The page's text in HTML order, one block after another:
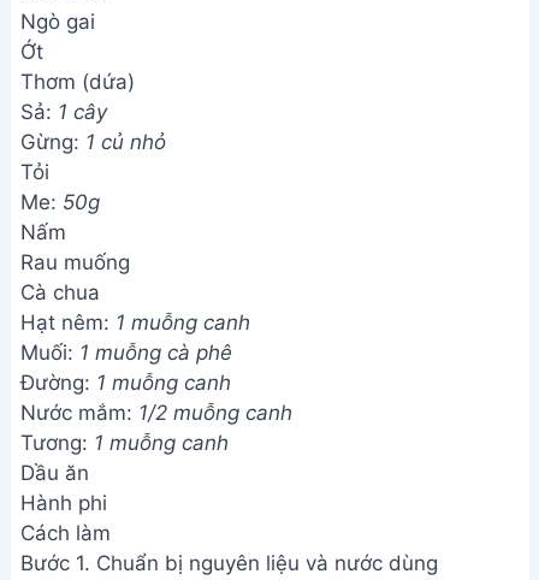
Ngò gai
Ớt
Thơm (dứa)
Sả: 1 cây
Gừng: 1 củ nhỏ
Tỏi
Me: 50g
Nấm
Rau muống
Cà chua
Hạt nêm: 1 muỗng canh
Muối: 1 muỗng cà phê
Đường: 1 muỗng canh
Nước mắm: 1/2 muỗng canh
Tương: 1 muỗng canh
Dầu ăn
Hành phi
Cách làm
Bước 1. Chuẩn bị nguyên liệu và nước dùng